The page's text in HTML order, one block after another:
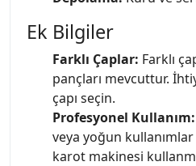
Ek Bilgiler
Farklı Çaplar: Farklı
pançları mevcuttur.
çapı seçin.
Profesyonel Kullanım:
veya yoğun
karot makinesi